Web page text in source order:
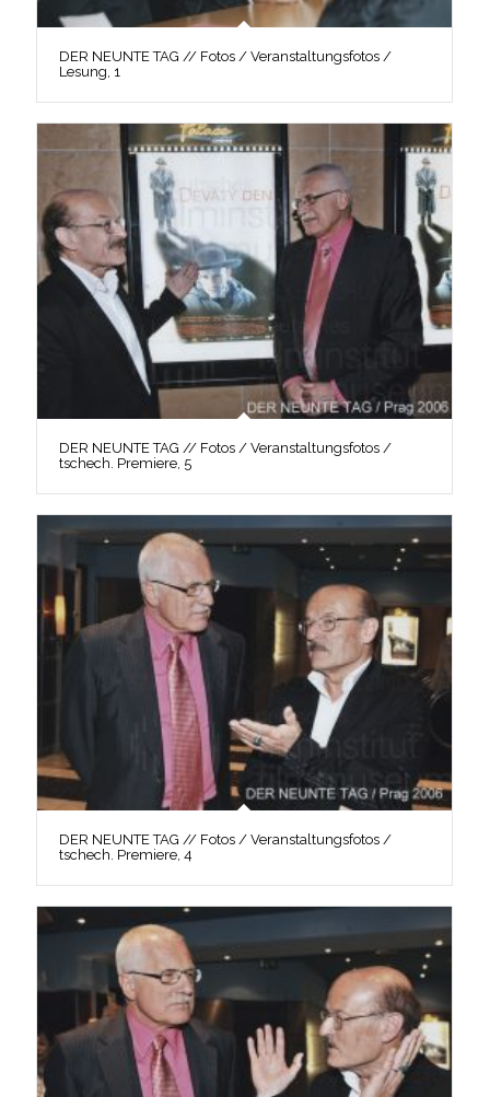
DER NEUNTE TAG // Fotos / Veranstaltungsfotos /
Lesung, 1
DER NEUNTE TAG // Fotos / Veranstaltungsfotos /
tschech. Premiere, 5
DER NEUNTE TAG // Fotos / Veranstaltungsfotos /
tschech. Premiere, 4